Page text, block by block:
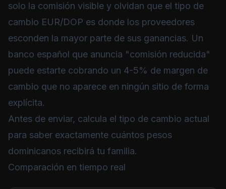
solo la comisión visible y olvidan que el tipo de
cambio EUR/DOP es donde los proveedores
esconden la mayor parte de sus ganancias. Un
banco español que anuncia "comisión reducida"
puede estarte cobrando un 4-5% de margen de
cambio que no aparece en ningún sitio de forma
explícita.
Antes de enviar, calcula el tipo de cambio actual
para saber exactamente cuántos pesos
dominicanos recibirá tu familia.
Comparación en tiempo real